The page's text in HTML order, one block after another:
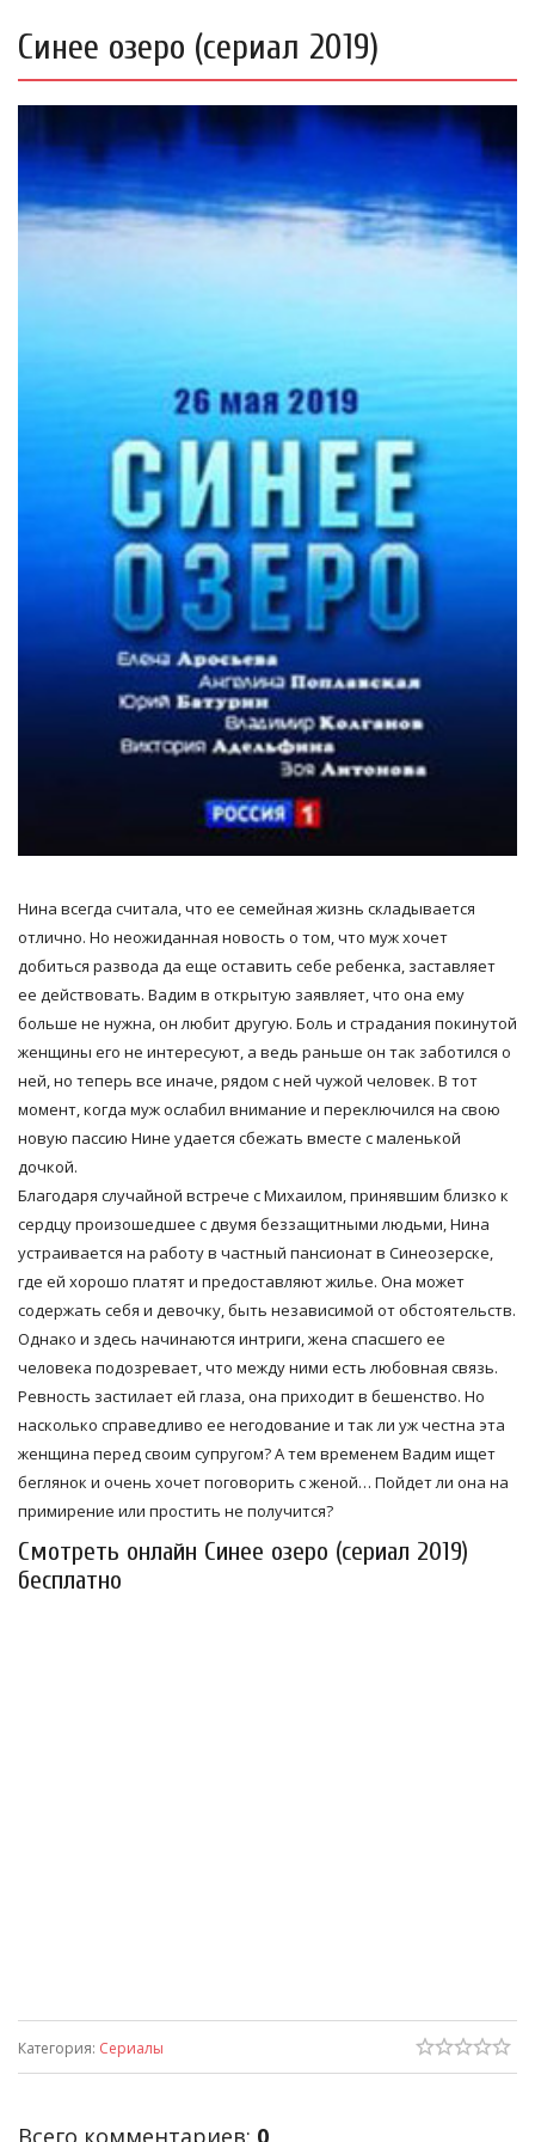
Синее озеро (сериал 2019)
Нина всегда считала, что ее семейная жизнь складывается
отлично. Но неожиданная новость о том, что муж хочет
добиться развода да еще оставить себе ребенка, заставляет
ее действовать. Вадим в открытую заявляет, что она ему
больше не нужна, он любит другую. Боль и страдания покинутой
женщины его не интересуют, а ведь раньше он так заботился о
ней, но теперь все иначе, рядом с ней чужой человек. В тот
момент, когда муж ослабил внимание и переключился на свою
новую пассию Нине удается сбежать вместе с маленькой
дочкой.
Благодаря случайной встрече с Михаилом, принявшим близко к
сердцу произошедшее с двумя беззащитными людьми, Нина
устраивается на работу в частный пансионат в Синеозерске,
где ей хорошо платят и предоставляют жилье. Она может
содержать себя и девочку, быть независимой от обстоятельств.
Однако и здесь начинаются интриги, жена спасшего ее
человека подозревает, что между ними есть любовная связь.
Ревность застилает ей глаза, она приходит в бешенство. Но
насколько справедливо ее негодование и так ли уж честна эта
женщина перед своим супругом? А тем временем Вадим ищет
беглянок и очень хочет поговорить с женой… Пойдет ли она на
примирение или простить не получится?
Смотреть онлайн Синее озеро (сериал 2019)
бесплатно
Категория: Сериалы
Всего комментариев: 0